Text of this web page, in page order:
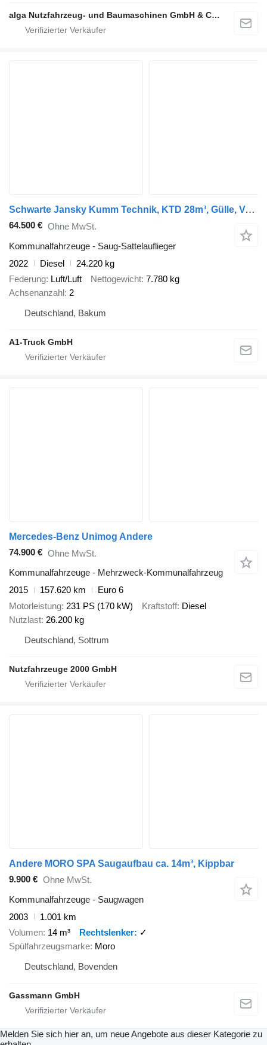
alga Nutzfahrzeug- und Baumaschinen GmbH & Co. KG
Schwarte Jansky Kumm Technik, KTD 28m³, Gülle, Vogelsang, Lenkachse
64.500 € Ohne MwSt.
Kommunalfahrzeuge - Saug-Sattelauflieger
2022
Diesel
24.220 kg
Federung Luft/Luft Nettogewicht 7.780 kg
Achsenanzahl 2
Deutschland, Bakum
A1-Truck GmbH
Mercedes-Benz Unimog Andere
74.900 € Ohne MwSt.
Kommunalfahrzeuge - Mehrzweck-Kommunalfahrzeug
2015
157.620 km
Euro 6
Motorleistung 231 PS (170 kW) Kraftstoff Diesel
Nutzlast 26.200 kg
Deutschland, Sottrum
Nutzfahrzeuge 2000 GmbH
Andere MORO SPA Saugaufbau ca. 14m³, Kippbar
9.900 € Ohne MwSt.
Kommunalfahrzeuge - Saugwagen
2003
1.001 km
Volumen 14 m³ Rechtslenker
✓
Spülfahrzeugsmarke Moro
Deutschland, Bovenden
Gassmann GmbH
Melden Sie sich hier an, um neue Angebote aus dieser Kategorie zu